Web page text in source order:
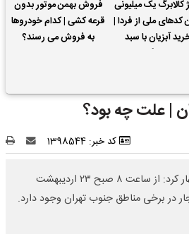
کالابرگ یک میلیونی
کدهای ملی از فردا |
آبزیان با سبد
فروش بهمن موتور بدون
قرعه کشی | کدام خودروها
به فروش می رسند؟
| علت چه بود؟
کد خبر: 1398544
مرتضی همتی روز دوشنبه اظهار کرد: از ساعت ۸ صبح ۲۳ اردیبهشت
در برخی مناطق جنوب تهران وجود دارد.